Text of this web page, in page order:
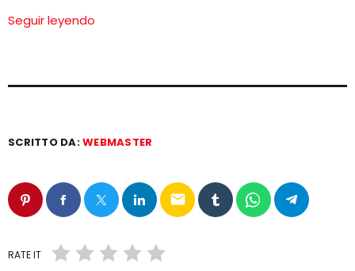
Seguir leyendo
SCRITTO DA:WEBMASTER
email
RATE IT